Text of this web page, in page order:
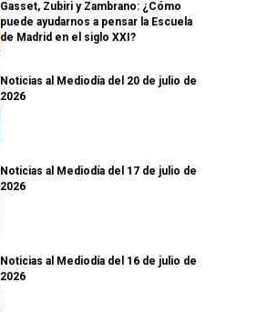
Gasset, Zubiri y Zambrano: ¿Cómo
puede ayudarnos a pensar la Escuela
de Madrid en el siglo XXI?
Noticias al Mediodía del 20 de julio de
2026
Noticias al Mediodía del 17 de julio de
2026
Noticias al Mediodía del 16 de julio de
2026